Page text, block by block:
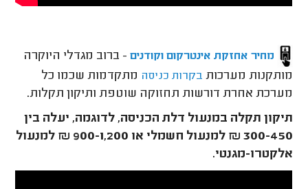
מחיר אחזקת אינטרקום וקודנים - ברוב מגדלי היוקרה
מותקנות מערכות בקרות כניסה מתקדמות שכמו כל
מערכת אחרת דורשות תחזוקה שוטפת ותיקון תקלות.
תיקון תקלה במנעול דלת הכניסה, לדוגמה, יעלה בין
300-450 ₪ למנעול חשמלי או 900-1,200 ₪ למנעול
אלקטרו-מגנטי.